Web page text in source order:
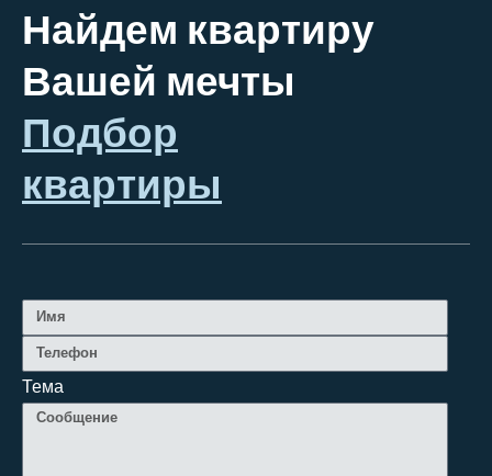
Найдем квартиру
Вашей мечты
Подбор
квартиры
Тема